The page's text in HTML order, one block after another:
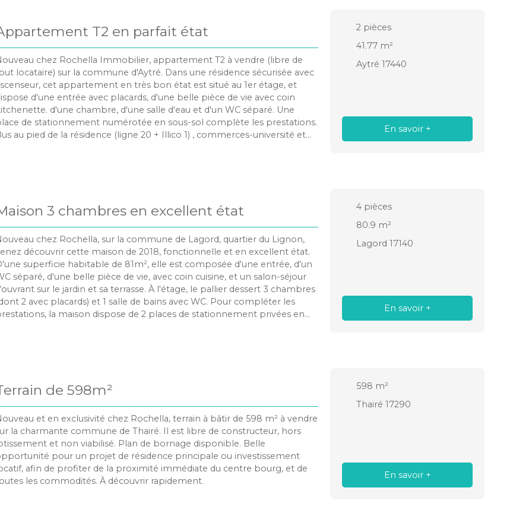
de jardin et un local vélos/moto complètent les équipements. La
accès immédiat à l'école du Vivier, de l'arrêt de bus, et des pistes
le centre bourg et ses commerces sont à seulement 5 minutes
en vélo. Le Vieux Port de la Rochelle est accessible à 20 minutes en vélo. À
proximité immédiate de toutes les commodités, dans un cadre naturel
venez découvrir cette belle maison familiale.
T2 en parfait état
chez Rochella Immobilier, appartement T2 à vendre (libre de
locataire) sur la commune d'Aytré. Dans une résidence sécurisée avec
cet appartement en très bon état est situé au 1er étage, et
d'une entrée avec placards, d'une belle pièce de vie avec coin
d'une chambre, d'une salle d'eau et d'un WC séparé. Une
de stationnement numérotée en sous-sol complète les prestations.
au pied de la résidence (ligne 20 + Illico 1) , commerces-université et
2 pièces
41.77 m²
Aytré 17440
En savoir +
3 chambres en excellent état
chez Rochella, sur la commune de Lagord, quartier du Lignon,
découvrir cette maison de 2018, fonctionnelle et en excellent état.
superficie habitable de 81m², elle est composée d'une entrée, d'un
séparé, d'une belle pièce de vie, avec coin cuisine, et un salon-séjour
sur le jardin et sa terrasse. À l'étage, le pallier dessert 3 chambres
2 avec placards) et 1 salle de bains avec WC. Pour compléter les
la maison dispose de 2 places de stationnement privées en
4 pièces
80.9 m²
Lagord 17140
En savoir +
de 598m²
et en exclusivité chez Rochella, terrain à bâtir de 598 m² à vendre
la charmante commune de Thairé. Il est libre de constructeur, hors
et non viabilisé. Plan de bornage disponible. Belle
pour un projet de résidence principale ou investissement
afin de profiter de la proximité immédiate du centre bourg, et de
les commodités. À découvrir rapidement.
598 m²
Thairé 17290
En savoir +